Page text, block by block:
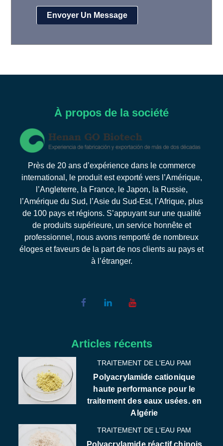
À propos de la société
Près de 20 ans d’expérience dans le commerce
international, le produit est exporté vers l’Amérique,
l’Angleterre, la France, le Japon, la Russie,
l’Amérique du Sud, l’Asie du Sud-Est, l’Afrique, plus
de 100 pays et régions. S’appuyant sur une qualité
de produits supérieure, un service honnête et
professionnel, nous avons remporté de nombreux
éloges et faveurs de la part de nos clients au pays et
à l’étranger.
Articles récents
TRAITEMENT DE L'EAU PAM
Polyacrylamide cationique
haute performance pour le
traitement des eaux usées. en
Algérie
TRAITEMENT DE L'EAU PAM